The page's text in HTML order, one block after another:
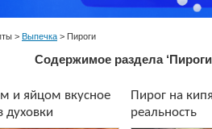
> Выпечка > Пироги
Содержимое раздела
и яйцом вкусное
духовки
Пирог на
реальность